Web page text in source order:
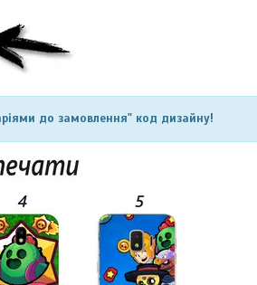
до замовлення" код дизайну!